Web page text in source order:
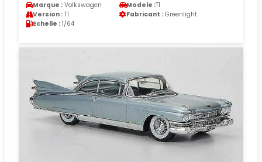
Marque : Volkswagen Modele :T1
Version : T1 Fabricant : Greenlight
Echelle : 1/64